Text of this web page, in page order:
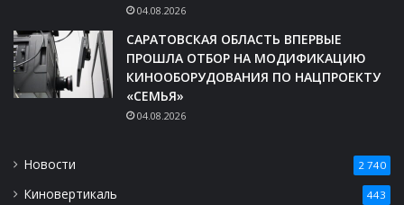
04.08.2026
САРАТОВСКАЯ ОБЛАСТЬ ВПЕРВЫЕ
ПРОШЛА ОТБОР НА МОДИФИКАЦИЮ
КИНООБОРУДОВАНИЯ ПО НАЦПРОЕКТУ
«СЕМЬЯ»
04.08.2026
Новости 2 740
Киновертикаль 443